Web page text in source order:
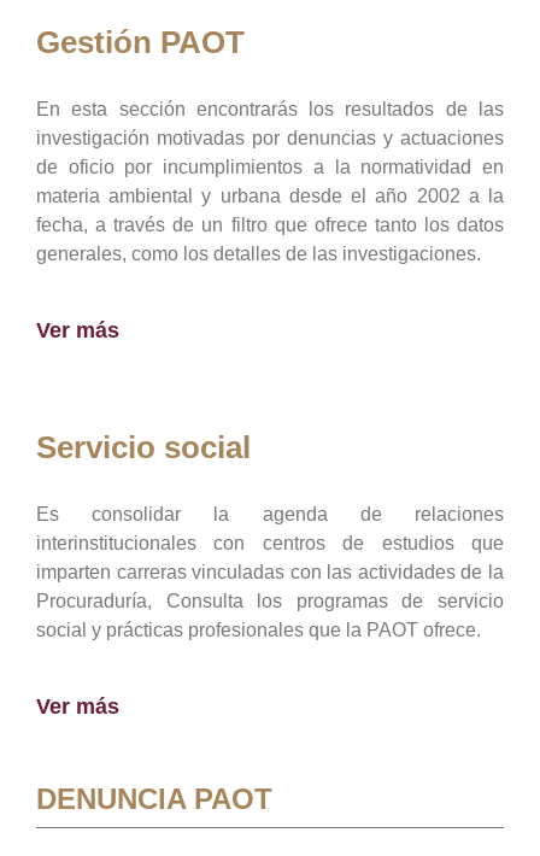
Gestión PAOT
En esta sección encontrarás los resultados de las
investigación motivadas por denuncias y actuaciones
de oficio por incumplimientos a la normatividad en
materia ambiental y urbana desde el año 2002 a la
fecha, a través de un filtro que ofrece tanto los datos
generales, como los detalles de las investigaciones.
Ver más
Servicio social
Es consolidar la agenda de relaciones
interinstitucionales con centros de estudios que
imparten carreras vinculadas con las actividades de la
Procuraduría, Consulta los programas de servicio
social y prácticas profesionales que la PAOT ofrece.
Ver más
DENUNCIA PAOT